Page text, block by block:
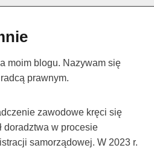
moim blogu. Nazywam się
prawnym.
zawodowe kręci się
doradztwa w procesie
samorządowej. W 2023 r.